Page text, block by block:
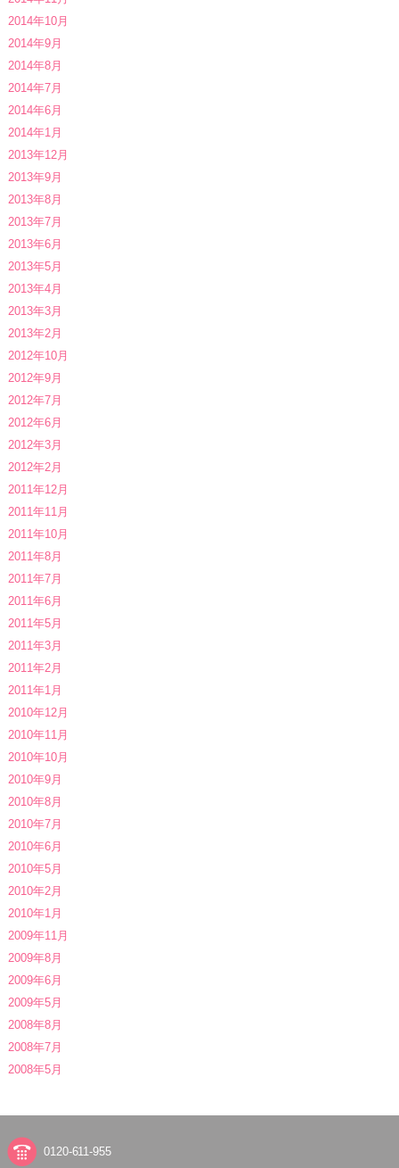
2014年10月
2014年9月
2014年8月
2014年7月
2014年6月
2014年1月
2013年12月
2013年9月
2013年8月
2013年7月
2013年6月
2013年5月
2013年4月
2013年3月
2013年2月
2012年10月
2012年9月
2012年7月
2012年6月
2012年3月
2012年2月
2011年12月
2011年11月
2011年10月
2011年8月
2011年7月
2011年6月
2011年5月
2011年3月
2011年2月
2011年1月
2010年12月
2010年11月
2010年10月
2010年9月
2010年8月
2010年7月
2010年6月
2010年5月
2010年2月
2010年1月
2009年11月
2009年8月
2009年6月
2009年5月
2008年8月
2008年7月
2008年5月
0120-611-955